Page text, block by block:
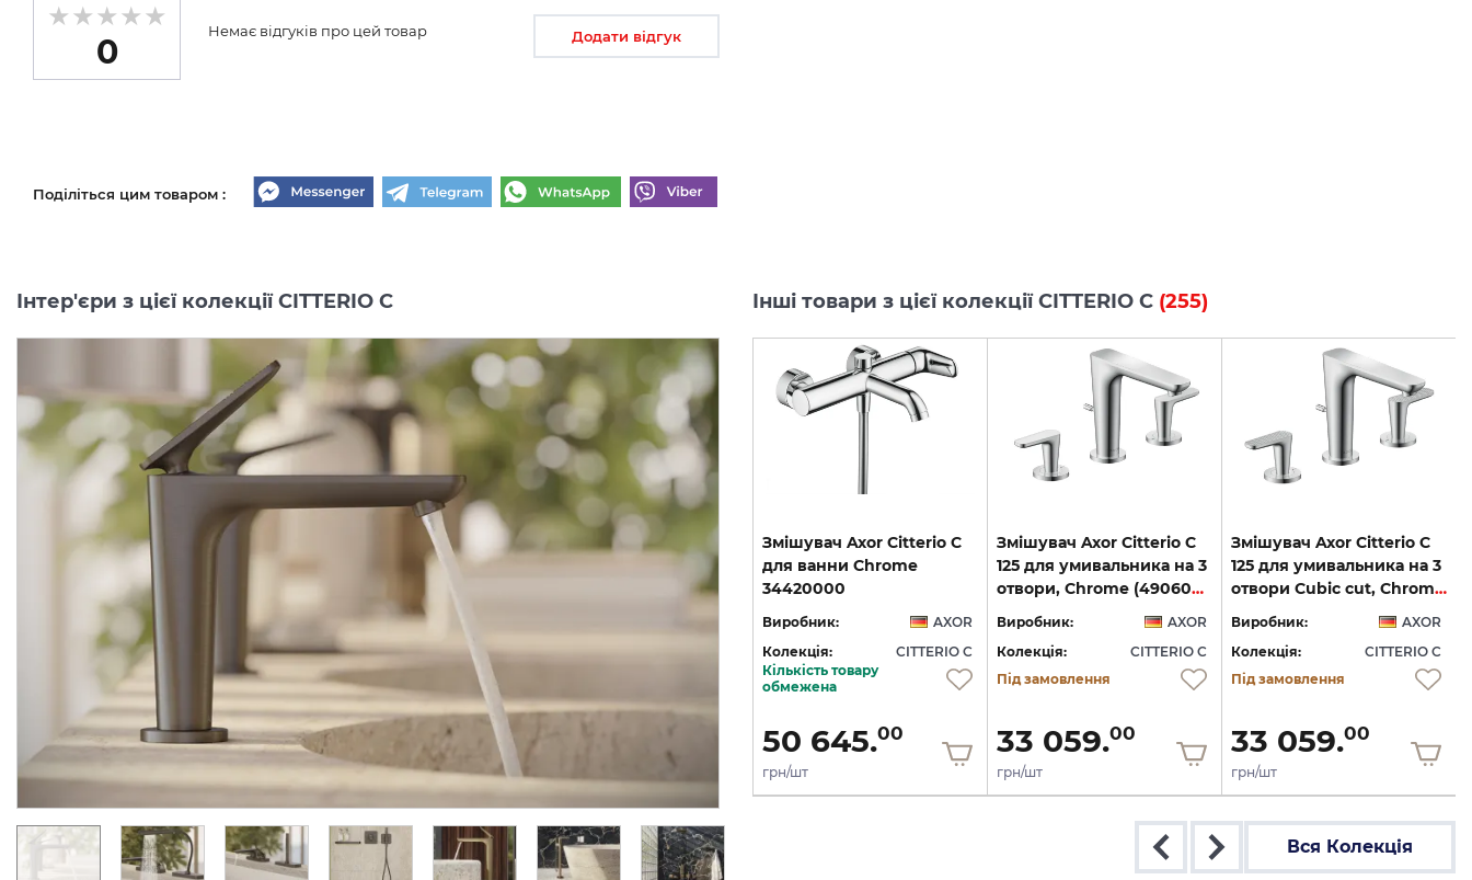
0
Немає відгуків про цей товар Додати відгук
Поділіться цим товаром :
Інтер'єри з цієї колекції CITTERIO C Інші товари з цієї колекції CITTERIO C (255)
Змішувач Axor Citterio C
125 CoolStart для
AXOR
Колекція:
CITTERIO C
Під замовлення
34 007.00
Змішувач Axor Citterio C
125 CoolStart для
Виробник:
Колекція:
CITTERIO C
Під замовлення
36 436.
грн/шт
Змішувач Axor Citterio C
125 Cubic cut CoolStart
Колекція:
36 436.
Змішувач Axor Citterio C
для ванни Chrome
34420000
Виробник:
AXOR
Колекція:
CITTERIO C
Кількість товару
обмежена
50 645.00
грн/шт
Змішувач Axor Citterio C
125 для умивальника на 3
отвори, Chrome (49060000)
Виробник:
AXOR
Колекція:
CITTERIO C
Під замовлення
33 059.00
грн/шт
Змішувач Axor Citterio C
125 для умивальника на 3
отвори Cubic cut, Chrome (49061000)
Виробник:
AXOR
Колекція:
CITTERIO C
Під замовлення
33 059.00
грн/шт
Вся Колекція